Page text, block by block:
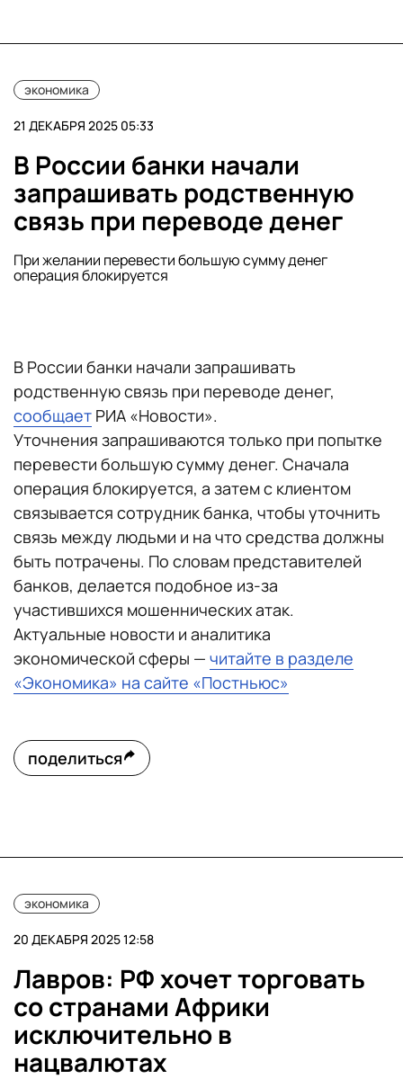
экономика
21 ДЕКАБРЯ 2025 05:33
В России банки начали
запрашивать родственную
связь при переводе денег
При желании перевести большую сумму денег
операция блокируется
В России банки начали запрашивать
родственную связь при переводе денег,
сообщает РИА «Новости».
Уточнения запрашиваются только при попытке
перевести большую сумму денег. Сначала
операция блокируется, а затем с клиентом
связывается сотрудник банка, чтобы уточнить
связь между людьми и на что средства должны
быть потрачены. По словам представителей
банков, делается подобное из-за
участившихся мошеннических атак.
Актуальные новости и аналитика
экономической сферы — читайте в разделе
«Экономика» на сайте «Постньюс»
поделиться
экономика
20 ДЕКАБРЯ 2025 12:58
Лавров: РФ хочет торговать
со странами Африки
исключительно в
нацвалютах